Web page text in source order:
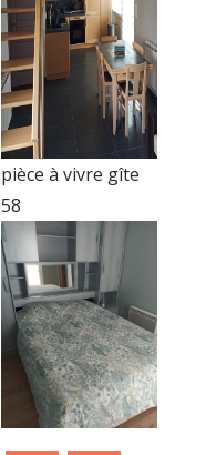
pièce à vivre gîte
58